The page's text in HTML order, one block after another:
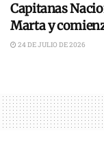
Capitanas
Marta y
24 DE JULIO DE 2026